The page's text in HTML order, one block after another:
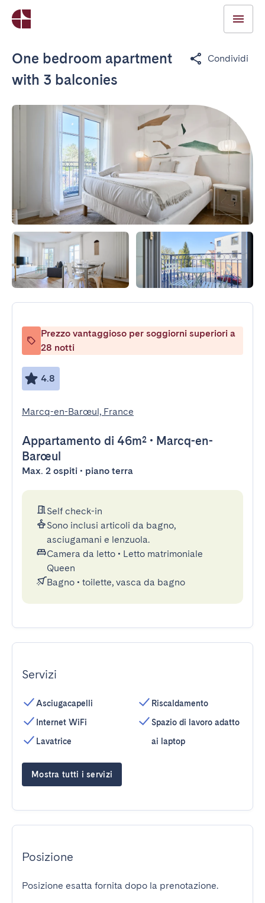
One bedroom apartment
with 3 balconies
Condividi
Prezzo vantaggioso per soggiorni superiori a
28 notti
4.8
Marcq-en-Barœul, France
Appartamento di 46m² • Marcq-en-
Barœul
Max. 2 ospiti • piano terra
Self check-in
Sono inclusi articoli da bagno,
asciugamani e lenzuola.
Camera da letto • Letto matrimoniale
Queen
Bagno • toilette, vasca da bagno
Servizi
Asciugacapelli
Internet WiFi
Lavatrice
Riscaldamento
Spazio di lavoro adatto
ai laptop
Mostra tutti i servizi
Posizione
Posizione esatta fornita dopo la prenotazione.